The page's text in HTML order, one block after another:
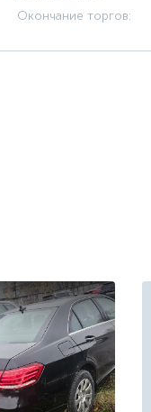
Окончание торгов: